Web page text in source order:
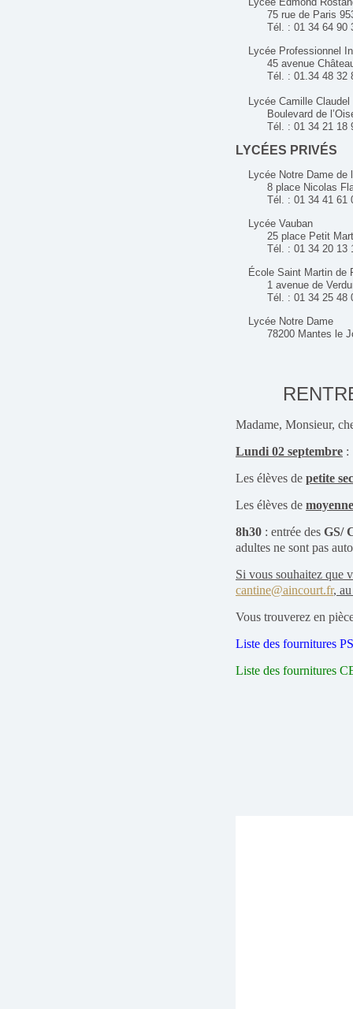
75 rue de Paris
Tél. : 01 34 64 90
Lycée Professionnel
45 avenue Château
Tél. : 01.34 48 32
Lycée Camille Claudel
Boulevard de l’Oise
Tél. : 01 34 21 18
LYCÉES PRIVÉS
Lycée Notre Dame de
8 place Nicolas
Tél. : 01 34 41 61
Lycée Vauban
25 place Petit
Tél. : 01 34 20 13
École Saint Martin de
1 avenue de Verdun
Tél. : 01 34 25 48
Lycée Notre Dame
78200 Mantes le
Madame, Monsieur,
Lundi 02 septembre :
Les élèves de petite
Les élèves de
8h30 : entrée des GS/
adultes ne sont pas
Si vous souhaitez que
cantine@aincourt.fr,
Vous trouverez en
Liste des fournitures
Liste des fournitures